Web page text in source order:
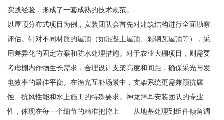
实践经验，形成了一套成熟的技术规范。
以屋顶分布式项目为例，安装团队会首先对建筑结构进行全面勘察
评估。针对不同材质的屋顶（如混凝土屋顶、彩钢瓦屋顶等），采
用差异化的固定方案和防水处理措施。对于农业大棚项目，则需要
考虑棚内作物生长需求，合理设计支架高度和间距，确保采光与发
电效率的最佳平衡。在渔光互补场景中，支架系统更需兼顾抗腐
蚀、抗风性能和水上施工的特殊要求。神龙拜耳安装团队的专业
性，体现在每一个细节的精准把控上——从地基处理到组件倾角调